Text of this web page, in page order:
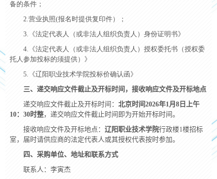
备的条件；
2.营业执照(报名时提供复印件）；
3.《法定代表人（或非法人组织负责人）身份证明书》
4.《法定代表人（或非法人组织负责人）授权委托书（授权委
托人参加投标的须提供）》
5.《辽阳职业技术学院投标价确认函》
三、递交响应文件截止及开标时间，接收响应文件及开标地点
递交响应文件截止及开标时间： 北京时间 2026年1月8日上午
10：30时整，递交响应文件截止时间即为开始开标时间。
接收响应文件及开标地点： 辽阳职业技术学院行政楼1楼招标
室，届时请供应商的法定代表人或其授权代表按时参加。
四、采购单位、地址和联系方式
联系人：李寅杰